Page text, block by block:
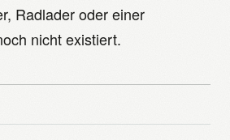
Radlader oder einer
nicht existiert.